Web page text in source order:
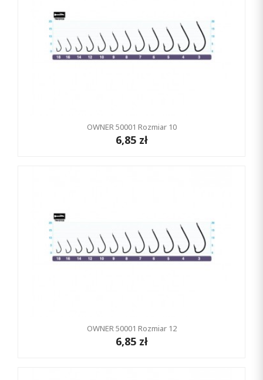
OWNER 50001 Rozmiar 10
6,85 zł
OWNER 50001 Rozmiar 12
6,85 zł